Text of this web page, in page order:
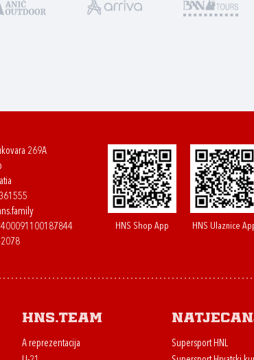
269A
HNS Shop App HNS Ulaznice
HNS.team
A reprezentacija
Supersport HNL